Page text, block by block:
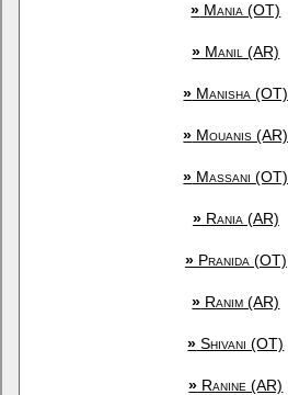
» Mania (OT)
» Manil (AR)
» Manisha (OT)
» Mouanis (AR)
» Massani (OT)
»Rania (AR)
»Pranida (OT)
» Ranim (AR)
» Shivani (OT)
» Ranine (AR)